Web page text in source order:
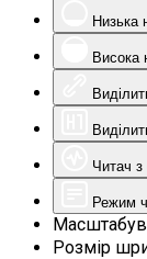
Низька
Висока
Читач з
Режим
Розмір